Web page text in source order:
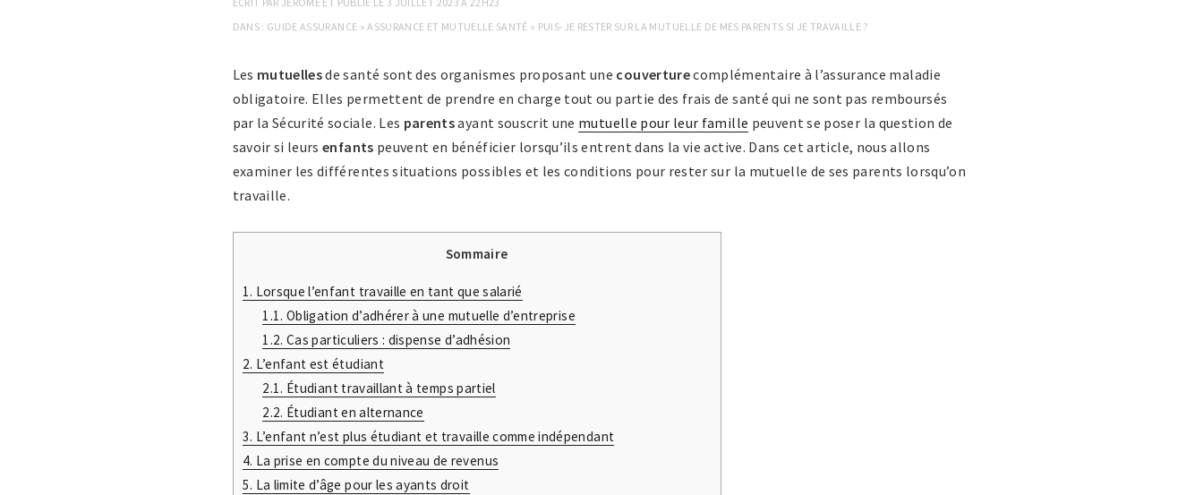
DANS : GUIDE ASSURANCE »ASSURANCE ET MUTUELLE SANTÉ » PUIS-JE RESTER SUR LA MUTUELLE DE MES PARENTS SI JE TRAVAILLE ?
Les mutuellesde santé sont des organismes proposant une couverturecomplémentaire à l’assurance maladie
obligatoire. Elles permettent de prendre en charge tout ou partie des frais de santé qui ne sont pas remboursés
par la Sécurité sociale. Les parentsayant souscrit une mutuelle pour leur famille peuvent se poser la question de
savoir si leursenfants peuvent en bénéficier lorsqu’ils entrent dans la vie active. Dans cet article, nous allons
examiner les différentes situations possibles et les conditions pour rester sur la mutuelle de ses parents lorsqu’on
travaille.
Sommaire
1. Lorsque l’enfant travaille en tant que salarié
1.1. Obligation d’adhérer à une mutuelle d’entreprise
1.2. Cas particuliers : dispense d’adhésion
2. L’enfant est étudiant
2.1. Étudiant travaillant à temps partiel
2.2. Étudiant en alternance
3. L’enfant n’est plus étudiant et travaille comme indépendant
4. La prise en compte du niveau de revenus
5. La limite d’âge pour les ayants droit